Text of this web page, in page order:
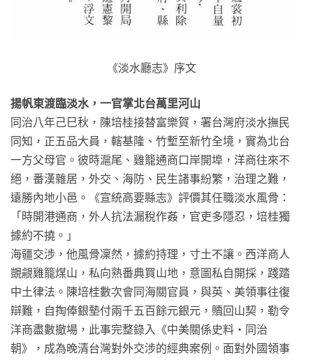
《淡水廳志》序文
揚帆東渡臨淡水，一官掌北台萬里河山
同治八年己巳秋，陳培桂接替富樂賀，署台灣府淡水撫民
同知，正五品大員，轄基隆、竹塹至新竹全境，實為北台
一方父母官。彼時滬尾、雞籠通商口岸開埠，洋商往來不
絕，番漢雜居，外交、海防、民生諸事紛繁，治理之難，
遠勝內地小邑。《宣統高要縣志》評價其任職淡水風骨：
「時開港通商，外人抗法漏稅作姦，官吏多隱忍，培桂獨
據約不撓。」
海疆交涉，他風骨凜然，據約持理，寸土不讓。西洋商人
覬覦雞籠煤山，私向熟番典買山地，意圖私自開採，踐踏
中土律法。陳培桂數次會同海關官員，與英、美領事往復
辯難，自掏俸銀墊付兩千五百餘元銀元，贖回山契，勒令
洋商盡數撤場，此事完整錄入《中美關係史料‧同治
朝》，成為晚清台灣對外交涉的經典案例。面對外國領事